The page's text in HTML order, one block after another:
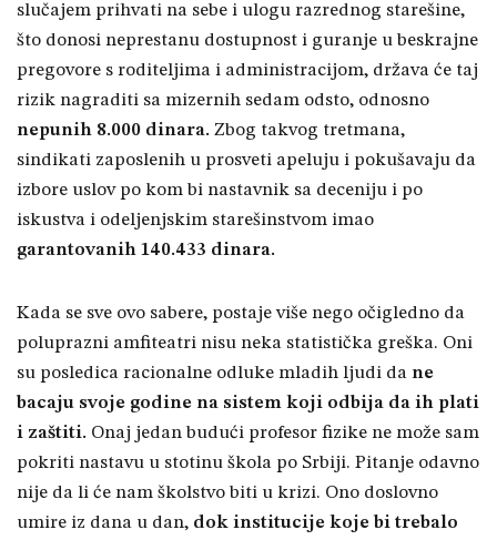
slučajem prihvati na sebe i ulogu razrednog starešine,
što donosi neprestanu dostupnost i guranje u beskrajne
pregovore s roditeljima i administracijom, država će taj
rizik nagraditi sa mizernih sedam odsto, odnosno
nepunih 8.000 dinara. Zbog takvog tretmana,
sindikati zaposlenih u prosveti apeluju i pokušavaju da
izbore uslov po kom bi nastavnik sa deceniju i po
iskustva i odeljenjskim starešinstvom imao
garantovanih 140.433 dinara.
Kada se sve ovo sabere, postaje više nego očigledno da
poluprazni amfiteatri nisu neka statistička greška. Oni
su posledica racionalne odluke mladih ljudi da ne
bacaju svoje godine na sistem koji odbija da ih plati
i zaštiti. Onaj jedan budući profesor fizike ne može sam
pokriti nastavu u stotinu škola po Srbiji. Pitanje odavno
nije da li će nam školstvo biti u krizi. Ono doslovno
umire iz dana u dan, dok institucije koje bi trebalo